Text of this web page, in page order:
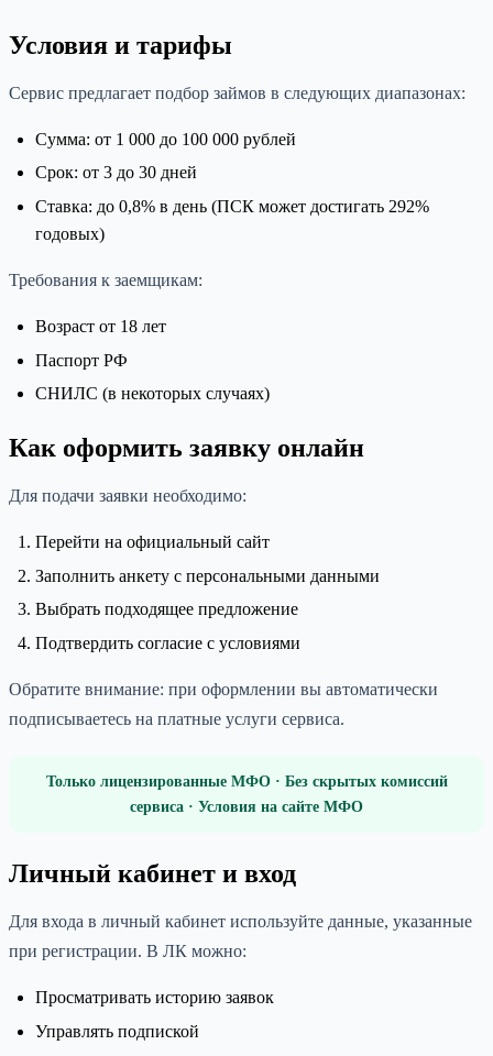
Условия и тарифы
Сервис предлагает подбор займов в следующих диапазонах:
Сумма: от 1 000 до 100 000 рублей
Срок: от 3 до 30 дней
Ставка: до 0,8% в день (ПСК может достигать 292%
годовых)
Требования к заемщикам:
Возраст от 18 лет
Паспорт РФ
СНИЛС (в некоторых случаях)
Как оформить заявку онлайн
Для подачи заявки необходимо:
Перейти на официальный сайт
Заполнить анкету с персональными данными
Выбрать подходящее предложение
Подтвердить согласие с условиями
Обратите внимание: при оформлении вы автоматически
подписываетесь на платные услуги сервиса.
Только лицензированные МФО · Без скрытых комиссий
сервиса · Условия на сайте МФО
Личный кабинет и вход
Для входа в личный кабинет используйте данные, указанные
при регистрации. В ЛК можно:
Просматривать историю заявок
Управлять подпиской